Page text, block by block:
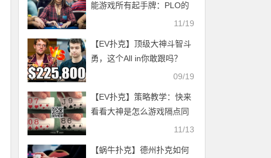
能游戏所有起手牌：PLO的
11/19
【EV扑克】顶级大神斗智斗
勇，这个All in你敢跟吗？
09/19
【EV扑克】策略教学：快来
看看大神是怎么游戏隔点同
11/13
【蜗牛扑克】德州扑克如何